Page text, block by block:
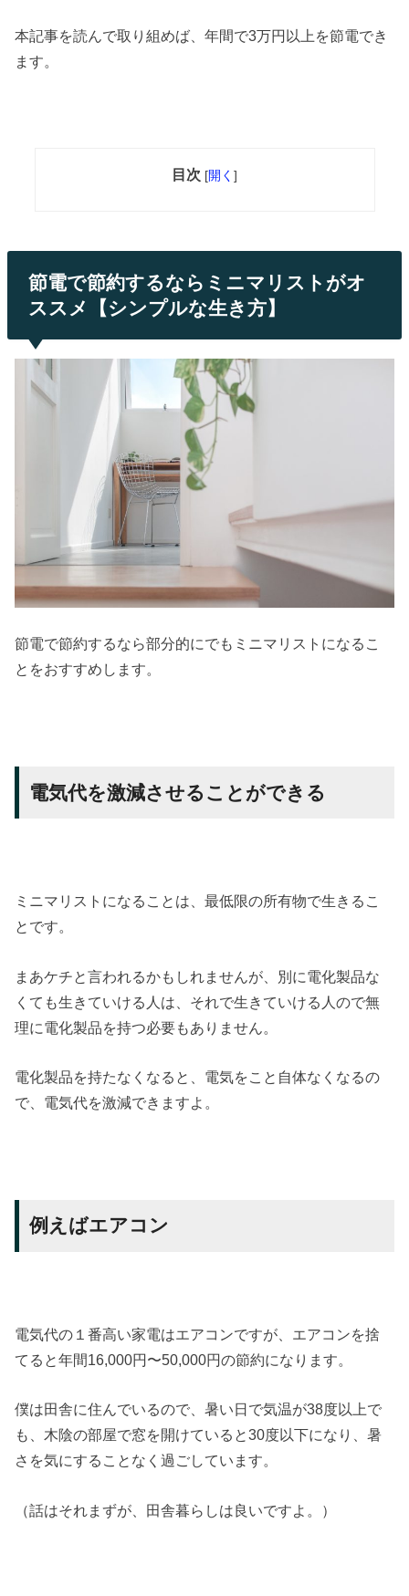
本記事を読んで取り組めば、年間で3万円以上を節電でき
ます。
目次 [開く ]
節電で節約するならミニマリストがオ
ススメ【シンプルな生き方】
節電で節約するなら部分的にでもミニマリストになるこ
とをおすすめします。
電気代を激減させることができる
ミニマリストになることは、最低限の所有物で生きるこ
とです。
まあケチと言われるかもしれませんが、別に電化製品な
くても生きていける人は、それで生きていける人ので無
理に電化製品を持つ必要もありません。
電化製品を持たなくなると、電気をこと自体なくなるの
で、電気代を激減できますよ。
例えばエアコン
電気代の１番高い家電はエアコンですが、エアコンを捨
てると年間16,000円〜50,000円の節約になります。
僕は田舎に住んでいるので、暑い日で気温が38度以上で
も、木陰の部屋で窓を開けていると30度以下になり、暑
さを気にすることなく過ごしています。
（話はそれまずが、田舎暮らしは良いですよ。）